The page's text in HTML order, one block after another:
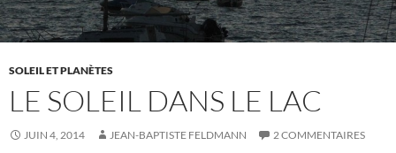
SOLEIL ET PLANÈTES
LE SOLEIL DANS LE LAC
JUIN 4, 2014 JEAN-BAPTISTE FELDMANN 2 COMMENTAIRES